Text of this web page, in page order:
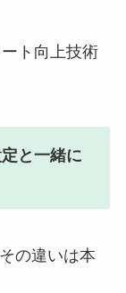
ト向上技術
と一緒に
の違いは本